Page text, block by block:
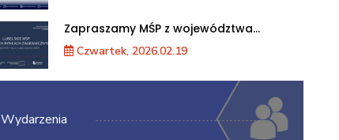
Zapraszamy MŚP z województwa
lubelskiego na warsztaty „Lubelskie MŚP
na nowych rynkach zagranicznych”
Czwartek, 2026.02.19
Wydarzenia